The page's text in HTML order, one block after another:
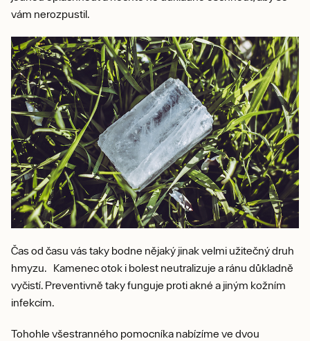
vám nerozpustil.
Čas od času vás taky bodne nějaký jinak velmi užitečný druh
hmyzu. Kamenec otok i bolest neutralizuje a ránu důkladně
vyčistí. Preventivně taky funguje proti akné a jiným kožním
infekcím.
Tohohle všestranného pomocníka nabízíme ve dvou